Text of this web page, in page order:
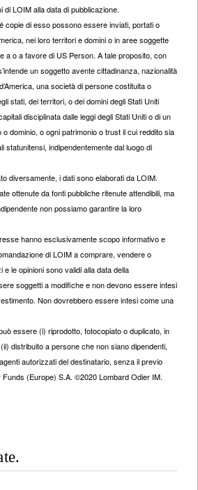
di LOIM alla data di pubblicazione.
copie di esso possono essere inviati, portati o
nei loro territori e domini o in aree soggette
a o a favore di US Person. A tale proposito, con
un soggetto avente cittadinanza, nazionalità
una società di persone costituita o
stati, dei territori, o dei domini degli Stati Uniti
disciplinata dalle leggi degli Stati Uniti o di un
dominio, o ogni patrimonio o trust il cui reddito sia
statunitensi, indipendentemente dal luogo di
diversamente, i dati sono elaborati da LOIM.
ottenute da fonti pubbliche ritenute attendibili, ma
non possiamo garantire la loro
hanno esclusivamente scopo informativo e
di LOIM a comprare, vendere o
le opinioni sono validi alla data della
soggetti a modifiche e non devono essere intesi
Non dovrebbero essere intesi come una
essere (i) riprodotto, fotocopiato o duplicato, in
distribuito a persone che non siano dipendenti,
autorizzati del destinatario, senza il previo
(Europe) S.A. ©2020 Lombard Odier IM.